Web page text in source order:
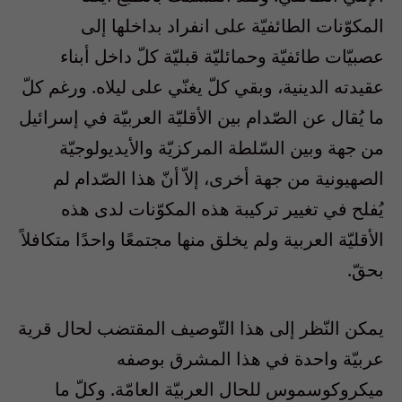
المكوّنات الطائفيّة على انفراد بداخلها إلى
عصبيّات طائفيّة وحمائليّة قبليّة كلّ داخل أبناء
عقيدته الدينية، وبقي كلّ يغنّي على ليلاه. ورغم كلّ
ما يُقال عن الصّدام بين الأقليّة العربيّة في إسرائيل
من جهة وبين السّلطة المركزيّة والأيديولوجيّة
الصهيونية من جهة أخرى، إلاّ أنّ هذا الصّدام لم
يُفلح في تغيير تركيبة هذه المكوّنات لدى هذه
الأقليّة العربية ولم يخلق منها مجتمعًا واحدًا متكافلاً
بحقّ.
يمكن النّظر إلى هذا التّوصيف المقتضب لحال قرية
عربيّة واحدة في هذا المشرق بوصفه
ميكروكوسموس للحال العربيّة العامّة. وكلّ ما